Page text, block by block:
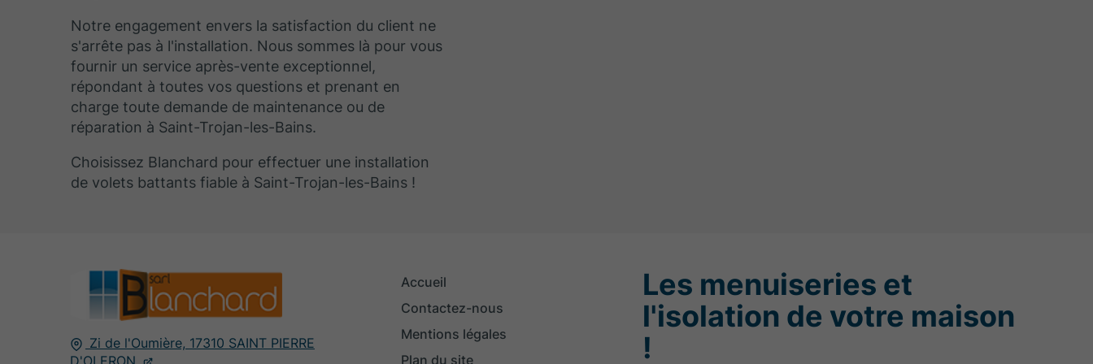
Notre engagement envers la satisfaction du client ne
s'arrête pas à l'installation. Nous sommes là pour vous
fournir un service après-vente exceptionnel,
répondant à toutes vos questions et prenant en
charge toute demande de maintenance ou de
réparation à Saint-Trojan-les-Bains.
Choisissez Blanchard pour effectuer une installation
de volets battants fiable à Saint-Trojan-les-Bains !
Zi de l'Oumière, 17310 SAINT PIERRE
Accueil
Contactez-nous
Mentions légales
Plan du site
Les menuiseries et
l'isolation de votre maison
!